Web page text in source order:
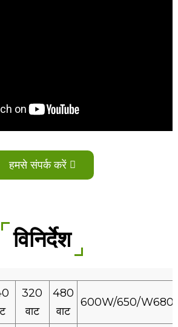
हमसे संपर्क करें
विनिर्देश
320
वाट
480
वाट
600W/650/